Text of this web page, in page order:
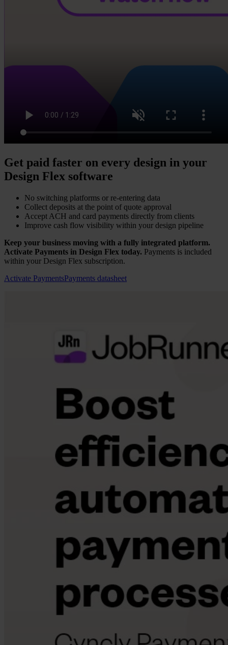
Get paid faster on every design in your
Design Flex software
No switching platforms or re-entering data
Collect deposits at the point of quote approval
Accept ACH and card payments directly from clients
Improve cash flow visibility within your design pipeline
Keep your business moving with a fully integrated platform.
Activate Payments in Design Flex today. Payments is included
within your Design Flex subscription.
Activate PaymentsPayments datasheet